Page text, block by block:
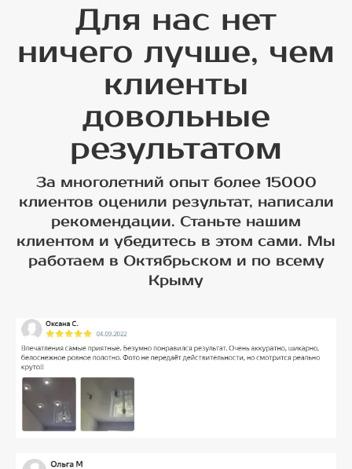
Для нас нет
ничего лучше, чем
клиенты
довольные
результатом
За многолетний опыт более 15000
клиентов оценили результат, написали
рекомендации. Станьте нашим
клиентом и убедитесь в этом сами. Мы
работаем в Октябрьском и по всему
Крыму